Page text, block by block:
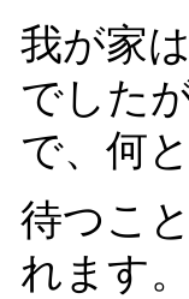
我が家
でした
で、何
待つこ
れます